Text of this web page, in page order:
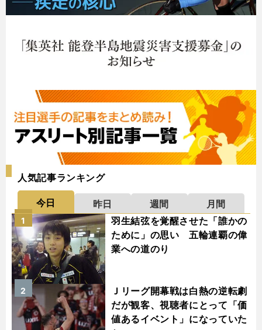
人気記事ランキング
今日 昨日 週間
月間
羽生結弦を覚醒させた「誰かの
ために」の思い 五輪連覇の偉
業への道のり
1
Ｊリーグ開幕戦は白熱の逆転劇
だが観客、視聴者にとって「価
値あるイベント」になっていた
2